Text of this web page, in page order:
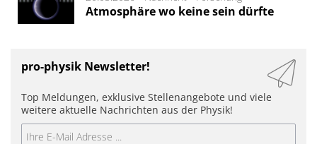
Atmosphäre wo keine sein dürfte
pro-physik Newsletter!
Top Meldungen, exklusive Stellenangebote und viele
weitere aktuelle Nachrichten aus der Physik!